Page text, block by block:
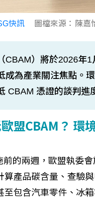
快訊 圖檔來源： 陳嘉
CBAM）將於2026年
成為產業關注焦點。
CBAM 憑證的談判進
盟CBAM？ 環
的兩週，歐盟執委
算產品碳含量、查驗
包含汽車零件、冰箱